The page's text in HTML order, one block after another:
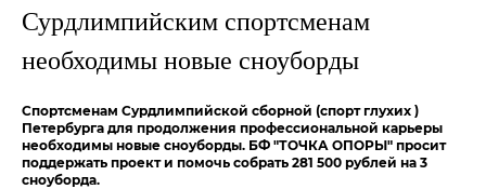
Сурдлимпийским спортсменам
необходимы новые сноуборды
Спортсменам Сурдлимпийской сборной (спорт глухих )
Петербурга для продолжения профессиональной карьеры
необходимы новые сноуборды. БФ "ТОЧКА ОПОРЫ" просит
поддержать проект и помочь собрать 281 500 рублей на 3
сноуборда.